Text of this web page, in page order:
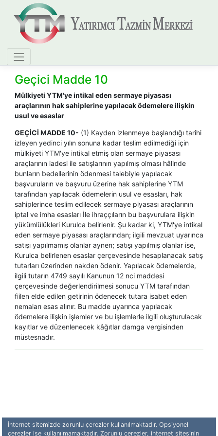
Geçici Madde 10
Mülkiyeti YTM'ye intikal eden sermaye piyasası
araçlarının hak sahiplerine yapılacak ödemelere ilişkin
usul ve esaslar
GEÇİCİ MADDE 10- (1) Kayden izlenmeye başlandığı tarihi
izleyen yedinci yılın sonuna kadar teslim edilmediği için
mülkiyeti YTM'ye intikal etmiş olan sermaye piyasası
araçlarının iadesi ile satışlarının yapılmış olması hâlinde
bunların bedellerinin ödenmesi talebiyle yapılacak
başvuruların ve başvuru üzerine hak sahiplerine YTM
tarafından yapılacak ödemelerin usul ve esasları, hak
sahiplerince teslim edilecek sermaye piyasası araçlarının
iptal ve imha esasları İle ihraççıların bu başvurulara ilişkin
yükümlülükleri Kurulca belirlenir. Şu kadar ki, YTM'ye intikal
eden sermaye piyasası araçlarından; ilgili mevzuat uyarınca
satışı yapılmamış olanlar aynen; satışı yapılmış olanlar ise,
Kurulca belirlenen esaslar çerçevesinde hesaplanacak satış
tutarları üzerinden nakden ödenir. Yapılacak ödemelerde,
ilgili tutarın 4749 sayılı Kanunun 12 nci maddesi
çerçevesinde değerlendirilmesi sonucu YTM tarafından
fiilen elde edilen getirinin ödenecek tutara isabet eden
nemaları esas alınır. Bu madde uyarınca yapılacak
ödemelere ilişkin işlemler ve bu işlemlerle ilgili oluşturulacak
kayıtlar ve düzenlenecek kâğıtlar damga vergisinden
müstesnadır.​
İnternet sitemizde zorunlu çerezler kullanılmaktadır. Opsiyonel
çerezler ise kullanılmamaktadır. Zorunlu çerezler, internet sitesinin